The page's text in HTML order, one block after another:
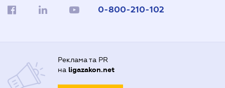
0-800-210-102
Реклама та PR
на ligazakon.net